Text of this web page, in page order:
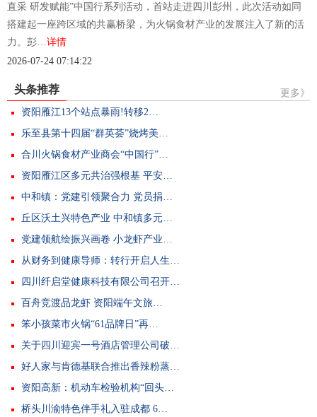
直采 研发赋能”中国行系列活动，首站走进四川彭州，此次活动如同
搭建起一座跨区域的共赢桥梁，为火锅食材产业的发展注入了新的活
力。彭… 详情
2026-07-24 07:14:22
头条推荐
更多》
资阳雁江13个站点暴雨!转移2…
乐至县第十四届“群英荟”烧烤美…
合川火锅食材产业商会“中国行”…
资阳雁江区多元共治强根基 平安…
中和镇：党建引领聚合力 党员捐…
丘区沃土兴特色产业 中和镇多元…
党建领航绘振兴画卷 小龙虾产业…
从财务到健康导师：转行开启人生…
四川纤启堂健康科技有限公司召开…
百舟竞渡品龙虾 资阳端午文旅…
笨小孩菜市火锅“61品牌日”再…
关于四川迎宾一号酒店管理公司破…
好人家与肯德基联合推出香辣粉蒸…
资阳高新：机动车检验机构“回头…
桥头川渝特色伴手礼入驻成都 6…